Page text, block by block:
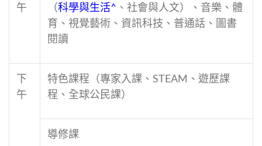
午
（科學與生活^ 、社會與人文）、音樂、體
育、視覺藝術、資訊科技、普通話、圖書
閱讀
下
午
特色課程（專家入課、STEAM、遊歷課
程、全球公民課）
導修課